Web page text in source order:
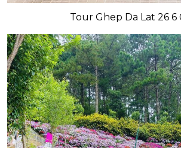
Tour Ghep Da Lat 26 6